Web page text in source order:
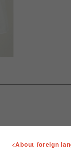
<About foreign